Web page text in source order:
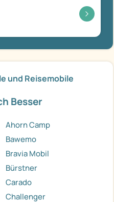
und Reisemobile
Besser
Ahorn Camp
Bawemo
Bravia Mobil
Bürstner
Carado
Challenger